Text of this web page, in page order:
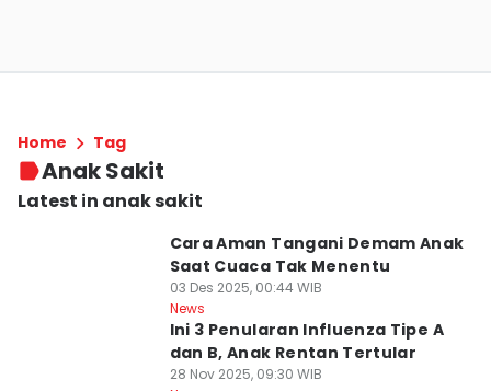
Home Tag
Anak Sakit
Latest in anak sakit
Cara Aman Tangani Demam Anak
Saat Cuaca Tak Menentu
03 Des 2025, 00:44 WIB
News
Ini 3 Penularan Influenza Tipe A
dan B, Anak Rentan Tertular
28 Nov 2025, 09:30 WIB